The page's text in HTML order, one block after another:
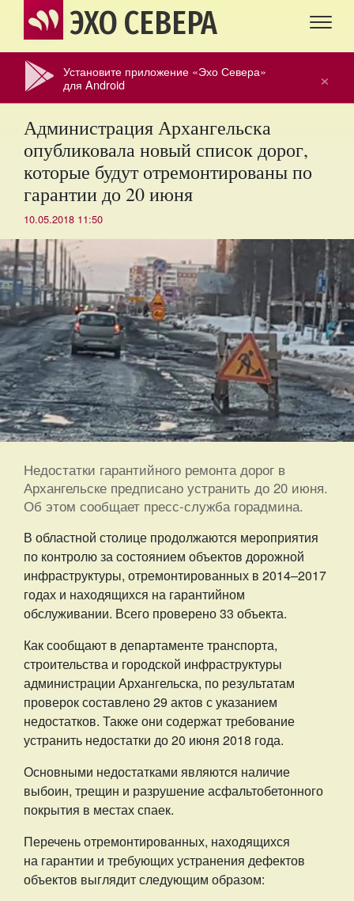
ЭХО СЕВЕРА
×
Установите приложение «Эхо Севера»
для Android
Администрация Архангельска
опубликовала новый список дорог,
которые будут отремонтированы по
гарантии до 20 июня
10.05.2018 11:50
Недостатки гарантийного ремонта дорог в
Архангельске предписано устранить до 20 июня.
Об этом сообщает пресс-служба горадмина.
В областной столице продолжаются мероприятия
по контролю за состоянием объектов дорожной
инфраструктуры, отремонтированных в 2014–2017
годах и находящихся на гарантийном
обслуживании. Всего проверено 33 объекта.
Как сообщают в департаменте транспорта,
строительства и городской инфраструктуры
администрации Архангельска, по результатам
проверок составлено 29 актов с указанием
недостатков. Также они содержат требование
устранить недостатки до 20 июня 2018 года.
Основными недостатками являются наличие
выбоин, трещин и разрушение асфальтобетонного
покрытия в местах спаек.
Перечень отремонтированных, находящихся
на гарантии и требующих устранения дефектов
объектов выглядит следующим образом: